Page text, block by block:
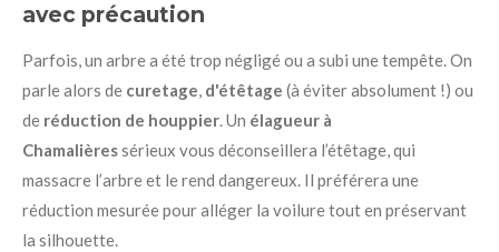
avec précaution
Parfois, un arbre a été trop négligé ou a subi une tempête. On
parle alors de curetage, d'étêtage (à éviter absolument !) ou
de réduction de houppier. Un élagueur à
Chamalièressérieux vous déconseillera l’étêtage, qui
massacre l’arbre et le rend dangereux. Il préférera une
réduction mesurée pour alléger la voilure tout en préservant
la silhouette.